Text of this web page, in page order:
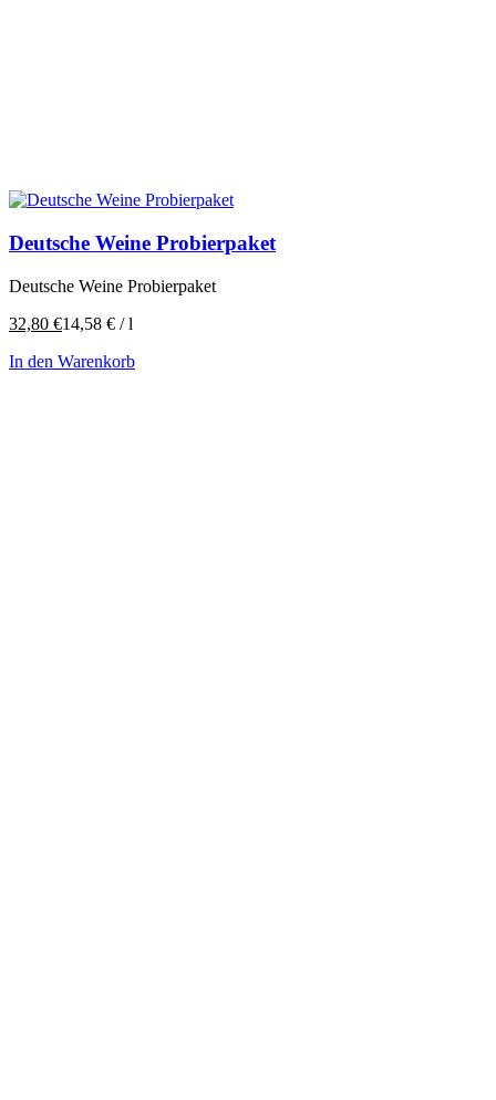
Deutsche Weine Probierpaket
Deutsche Weine Probierpaket
32,80 €14,58 € /l
In den Warenkorb